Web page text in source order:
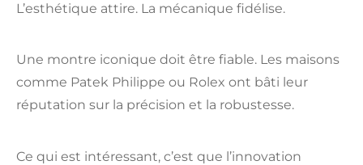
L’esthétique attire. La mécanique fidélise.
Une montre iconique doit être fiable. Les maisons
comme Patek Philippe ou Rolex ont bâti leur
réputation sur la précision et la robustesse.
Ce qui est intéressant, c’est que l’innovation